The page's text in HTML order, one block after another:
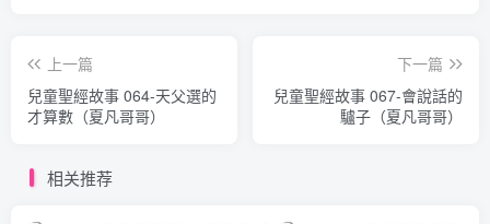
上一篇
兒童聖經故事 064-天父選的
才算數（夏凡哥哥）
下一篇
兒童聖經故事 067-會說話的
驢子（夏凡哥哥）
相关推荐